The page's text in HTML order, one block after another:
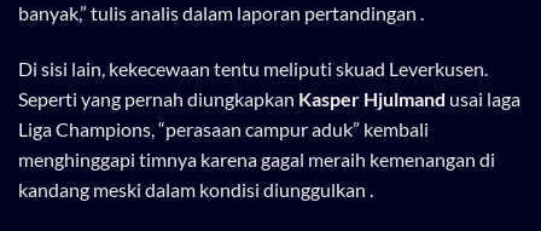
banyak,” tulis analis dalam laporan pertandingan .
Di sisi lain, kekecewaan tentu meliputi skuad Leverkusen.
Seperti yang pernah diungkapkan Kasper Hjulmand usai laga
Liga Champions, “perasaan campur aduk” kembali
menghinggapi timnya karena gagal meraih kemenangan di
kandang meski dalam kondisi diunggulkan .